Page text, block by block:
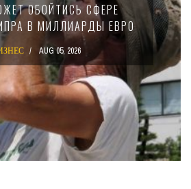
ОБОЙТИСЬ СФЕРЕ
В МИЛЛИАРДЫ ЕВРО
AUG 05, 2026